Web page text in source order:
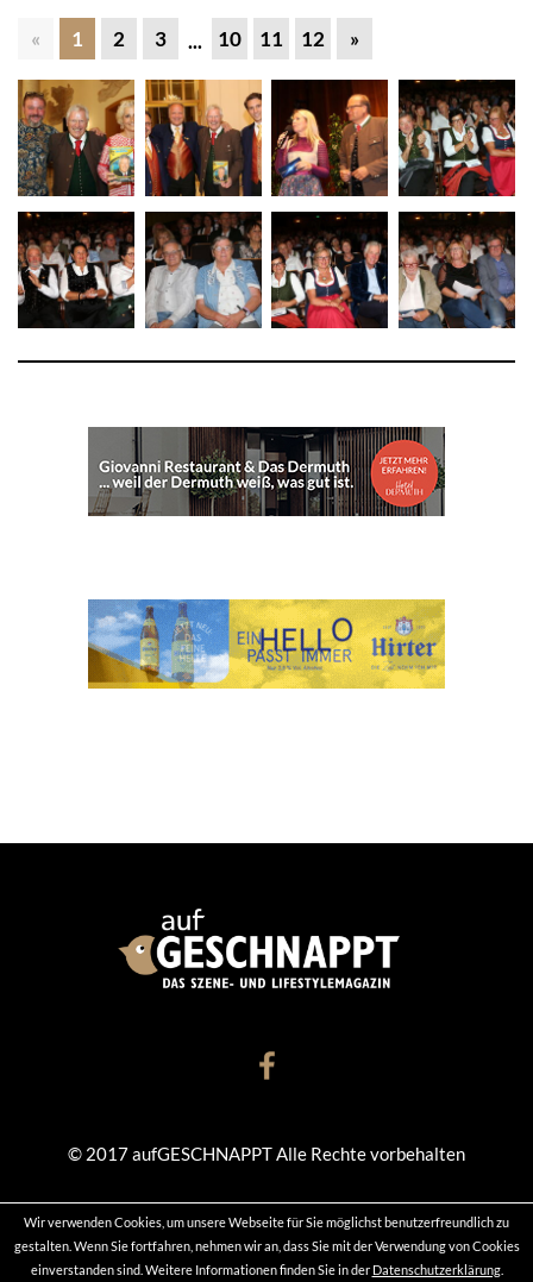
Wir verwenden Cookies, um unsere Webseite für Sie möglichst benutzerfreundlich zu
gestalten. Wenn Sie fortfahren, nehmen wir an, dass Sie mit der Verwendung von Cookies
einverstanden sind. Weitere Informationen finden Sie in der Datenschutzerklärung.
« 1 2 3 ... 10 11 12 »
© 2017 aufGESCHNAPPT Alle Rechte vorbehalten
KONTAKT DATENSCHUTZ IMPRESSUM